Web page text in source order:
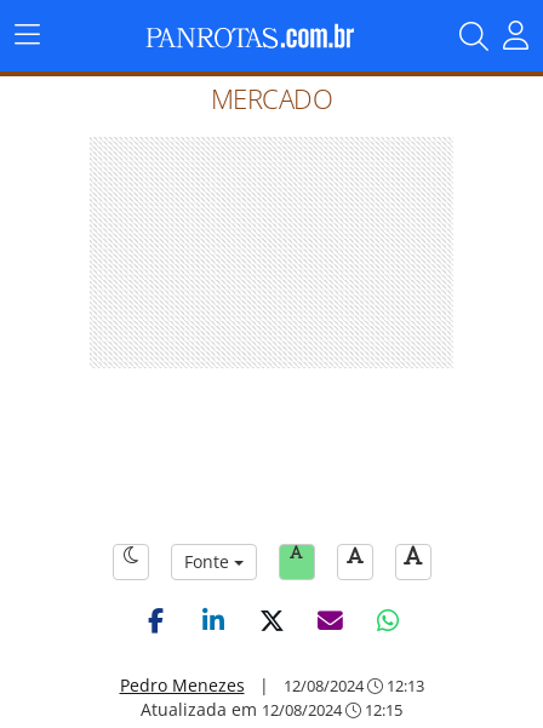
Menu
Principal
MERCADO
Fonte
Pedro Menezes | 12/08/2024 12:13
Atualizada em 12/08/2024 12:15